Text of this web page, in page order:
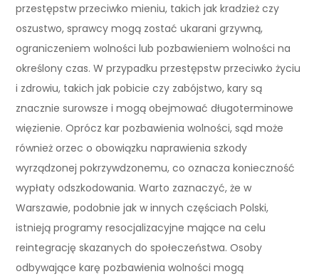
przestępstw przeciwko mieniu, takich jak kradzież czy
oszustwo, sprawcy mogą zostać ukarani grzywną,
ograniczeniem wolności lub pozbawieniem wolności na
określony czas. W przypadku przestępstw przeciwko życiu
i zdrowiu, takich jak pobicie czy zabójstwo, kary są
znacznie surowsze i mogą obejmować długoterminowe
więzienie. Oprócz kar pozbawienia wolności, sąd może
również orzec o obowiązku naprawienia szkody
wyrządzonej pokrzywdzonemu, co oznacza konieczność
wypłaty odszkodowania. Warto zaznaczyć, że w
Warszawie, podobnie jak w innych częściach Polski,
istnieją programy resocjalizacyjne mające na celu
reintegrację skazanych do społeczeństwa. Osoby
odbywające karę pozbawienia wolności mogą